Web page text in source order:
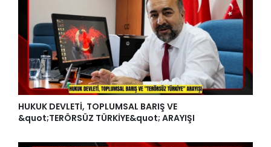
HUKUK DEVLETİ, TOPLUMSAL BARIŞ VE
&quot;TERÖRSÜZ TÜRKİYE&quot; ARAYIŞI